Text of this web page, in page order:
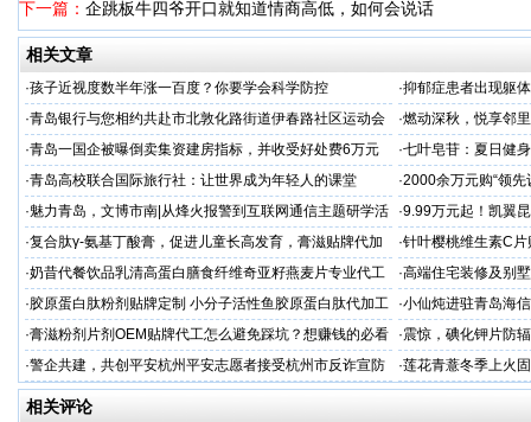
下一篇： 企跳板牛四爷开口就知道情商高低，如何会说话
相关文章
·孩子近视度数半年涨一百度？你要学会科学防控 ·抑郁症患者出现躯
·青岛银行与您相约共赴市北敦化路街道伊春路社区运动会 ·燃动深秋，悦享邻
顾暖心上映
·青岛一国企被曝倒卖集资建房指标，并收受好处费6万元 ·七叶皂苷：夏日健
·​青岛高校联合国际旅行社：让世界成为年轻人的课堂 ·2000余万元购“领先
·魅力青岛，文博市南|从烽火报警到互联网通信主题研学活
动精彩掠影
·9.99万元起！凯翼
·复合肽γ-氨基丁酸膏，促进儿童长高发育，膏滋贴牌代加
工厂家
·针叶樱桃维生素C
加工
·奶昔代餐饮品乳清高蛋白膳食纤维奇亚籽燕麦片专业代工
厂家
·高端住宅装修及别
会，共谋商机
·胶原蛋白肽粉剂贴牌定制 小分子活性鱼胶原蛋白肽代加工 ·小仙炖进驻青岛海
·膏滋粉剂片剂OEM贴牌代工怎么避免踩坑？想赚钱的必看 ·震惊，碘化钾片防
务商
·警企共建，共创平安杭州平安志愿者接受杭州市反诈宣防
人才专项培训
·莲花青薏冬季上火
工厂
相关评论